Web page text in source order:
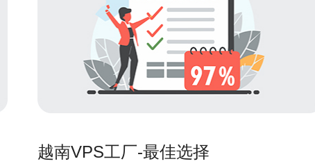
越南VPS工厂-最佳选择